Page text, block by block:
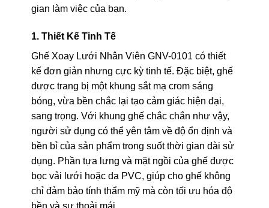
gian làm việc của bạn.
1. Thiết Kế Tinh Tế
Ghế Xoay Lưới Nhân Viên GNV-0101 có thiết
kế đơn giản nhưng cực kỳ tinh tế. Đặc biệt, ghế
được trang bị một khung sắt mạ crom sáng
bóng, vừa bền chắc lại tạo cảm giác hiện đại,
sang trọng. Với khung ghế chắc chắn như vậy,
người sử dụng có thể yên tâm về độ ổn định và
bền bỉ của sản phẩm trong suốt thời gian dài sử
dụng. Phần tựa lưng và mặt ngồi của ghế được
bọc vải lưới hoặc da PVC, giúp cho ghế không
chỉ đảm bảo tính thẩm mỹ mà còn tối ưu hóa độ
bền và sự thoải mái.